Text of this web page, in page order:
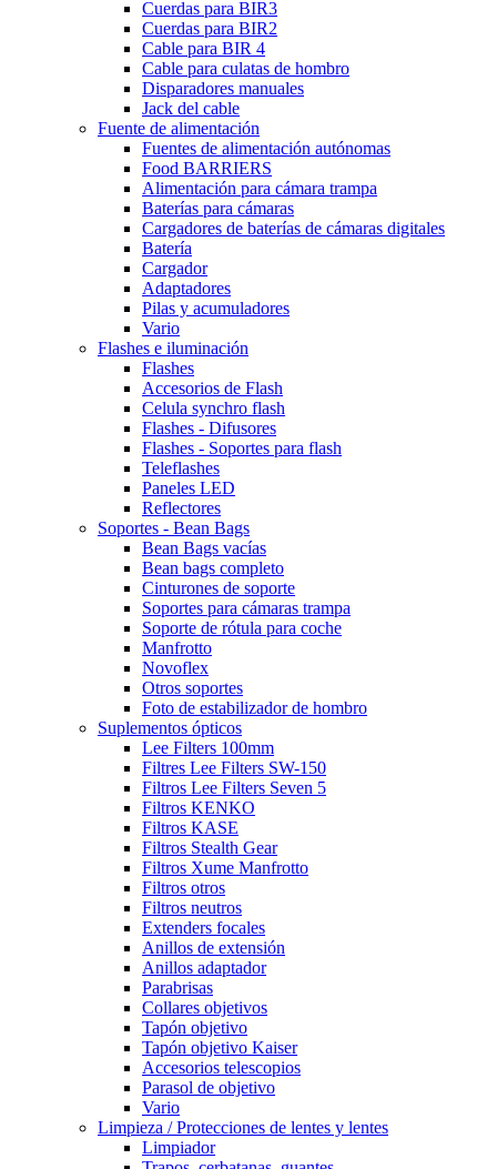
Cuerdas para BIR3
Cuerdas para BIR2
Cable para BIR 4
Cable para culatas de hombro
Disparadores manuales
Jack del cable
Fuente de alimentación
Fuentes de alimentación autónomas
Food BARRIERS
Alimentación para cámara trampa
Baterías para cámaras
Cargadores de baterías de cámaras digitales
Batería
Cargador
Adaptadores
Pilas y acumuladores
Vario
Flashes e iluminación
Flashes
Accesorios de Flash
Celula synchro flash
Flashes - Difusores
Flashes - Soportes para flash
Teleflashes
Paneles LED
Reflectores
Soportes - Bean Bags
Bean Bags vacías
Bean bags completo
Cinturones de soporte
Soportes para cámaras trampa
Soporte de rótula para coche
Manfrotto
Novoflex
Otros soportes
Foto de estabilizador de hombro
Suplementos ópticos
Lee Filters 100mm
Filtres Lee Filters SW-150
Filtros Lee Filters Seven 5
Filtros KENKO
Filtros KASE
Filtros Stealth Gear
Filtros Xume Manfrotto
Filtros otros
Filtros neutros
Extenders focales
Anillos de extensión
Anillos adaptador
Parabrisas
Collares objetivos
Tapón objetivo
Tapón objetivo Kaiser
Accesorios telescopios
Parasol de objetivo
Vario
Limpieza / Protecciones de lentes y lentes
Limpiador